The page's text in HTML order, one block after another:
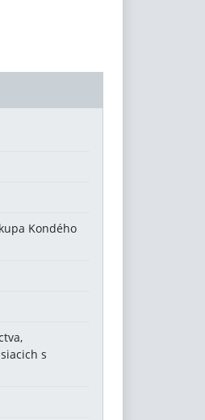
Kondého
s